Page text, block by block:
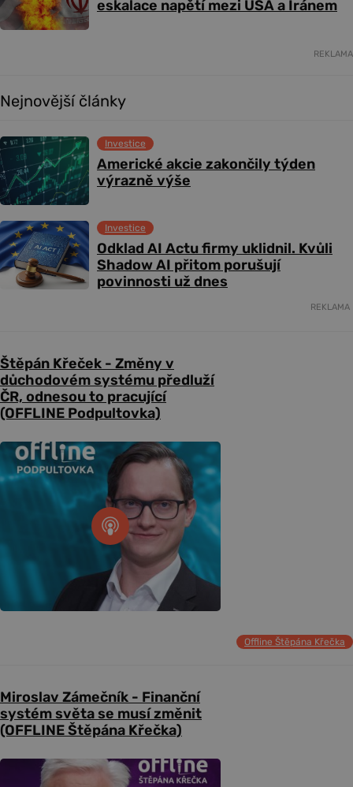
eskalace napětí mezi USA a Íránem
REKLAMA
Nejnovější články
Americké akcie zakončily týden
výrazně výše
Investice
Odklad AI Actu firmy uklidnil. Kvůli
Shadow AI přitom porušují
povinnosti už dnes
Investice
REKLAMA
Štěpán Křeček - Změny v
důchodovém systému předluží
ČR, odnesou to pracující
(OFFLINE Podpultovka)
Offline Štěpána Křečka
Miroslav Zámečník - Finanční
systém světa se musí změnit
(OFFLINE Štěpána Křečka)